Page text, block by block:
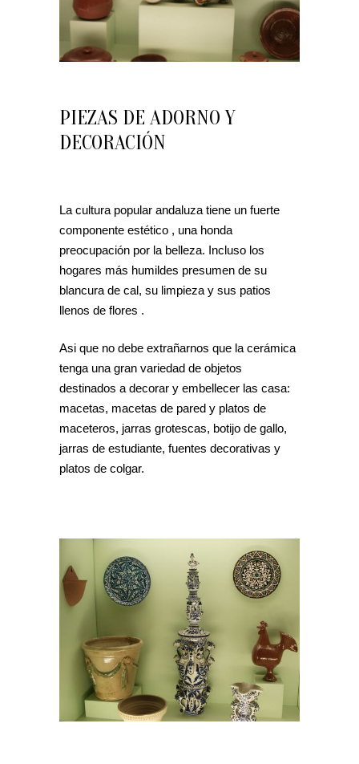
PIEZAS DE ADORNO Y
DECORACIÓN
La cultura popular andaluza tiene un fuerte
componente estético , una honda
preocupación por la belleza. Incluso los
hogares más humildes presumen de su
blancura de cal, su limpieza y sus patios
llenos de flores .
Asi que no debe extrañarnos que la cerámica
tenga una gran variedad de objetos
destinados a decorar y embellecer las casa:
macetas, macetas de pared y platos de
maceteros, jarras grotescas, botijo de gallo,
jarras de estudiante, fuentes decorativas y
platos de colgar.